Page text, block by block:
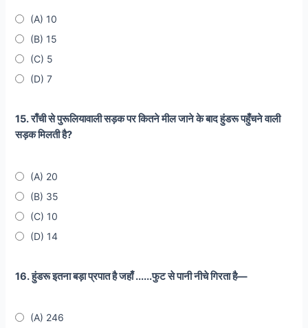
(A) 10
(B) 15
(C) 5
(D) 7
15. राँची से पुरूलियावाली सड़क पर कितने मील जाने के बाद हुंडरू पहुँचने वाली
सड़क मिलती है?
(A) 20
(B) 35
(C) 10
(D) 14
16. हुंडरू इतना बड़ा प्रपात है जहाँ ......फुट से पानी नीचे गिरता है—
(A) 246